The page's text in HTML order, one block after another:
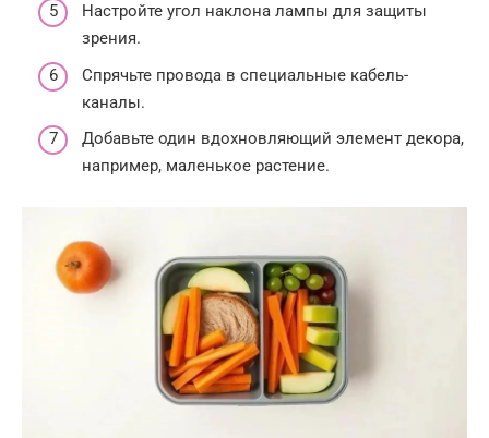
Настройте угол наклона лампы для защиты
зрения.
Спрячьте провода в специальные кабель-
каналы.
Добавьте один вдохновляющий элемент декора,
например, маленькое растение.